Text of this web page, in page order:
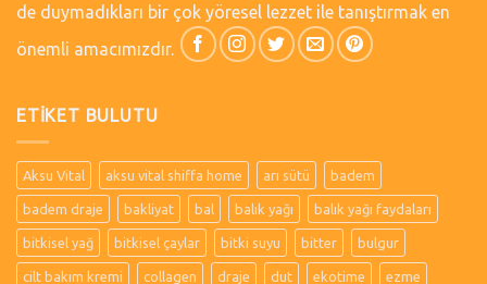
de duymadıkları bir çok yöresel lezzet ile tanıştırmak en
önemli amacımızdır.
ETIKET BULUTU
Aksu Vital aksu vital shiffa home arı sütü badem
badem draje bakliyat bal balık yağı balık yağı faydaları
bitkisel yağ bitkisel çaylar bitki suyu bitter bulgur
cilt bakım kremi collagen draje dut ekotime ezme